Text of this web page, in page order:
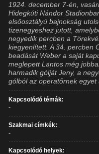
1924. december 7-én,
Hidegkúti Nándor
elsőosztályú bajnokság
tizenegyeshez jutott,
negyedik percben a
kiegyenlített. A 34. percben
beadását Weber a saját
meglepett Lantos még
harmadik gólját Jeny, a
gólból az operatőrnek
Kapcsolódó témák:
-
Szakmai címkék:
-
Kapcsolódó helyek: